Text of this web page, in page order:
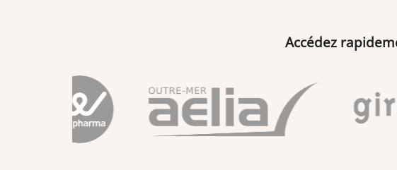
Accédez